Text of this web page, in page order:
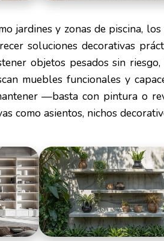
jardines y zonas de piscina,
soluciones decorativas
objetos pesados sin
muebles funcionales y
—basta con pintura o
como asientos, nichos